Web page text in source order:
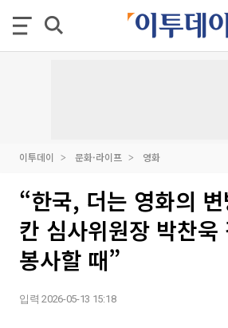
이투데이 문화·라이프 영화
“한국, 더는 영화의
칸 심사위원장 박찬욱
봉사할 때”
입력 2026-05-13 15:18